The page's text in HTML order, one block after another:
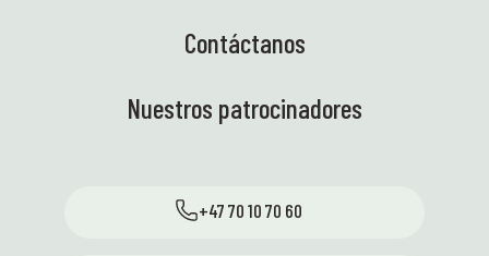
Contáctanos
Nuestros patrocinadores
+47 70 10 70 60